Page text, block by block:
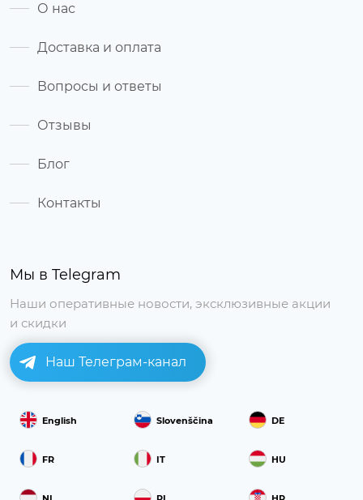
Мы в Telegram
Наши оперативные новости, эксклюзивные акции
и скидки
Наш Телеграм-канал
English Slovenščina DE
FR IT HU
О нас
Доставка и оплата
Вопросы и ответы
Отзывы
Блог
Контакты